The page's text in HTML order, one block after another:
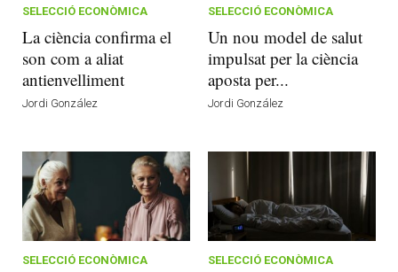
SELECCIÓ ECONÒMICA
La ciència confirma el
son com a aliat
antienvelliment
Jordi González
SELECCIÓ ECONÒMICA
Un nou model de salut
impulsat per la ciència
aposta per...
Jordi González
SELECCIÓ ECONÒMICA SELECCIÓ ECONÒMICA